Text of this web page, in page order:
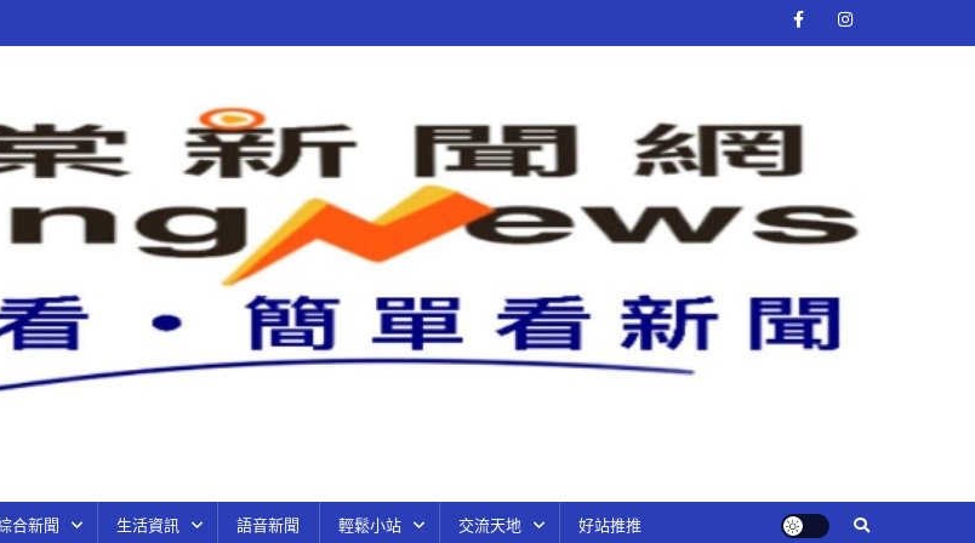
合新聞 生活資訊 語音新聞 輕鬆小站 交流天地 好站推推